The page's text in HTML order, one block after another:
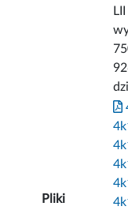
Pliki